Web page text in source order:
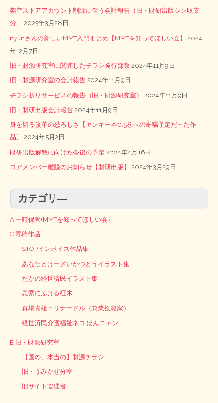
架空ストアアカウント削除に伴う会計報告（旧・財研出版シン収支
分）
2025年3月28日
nyunさんの新しいMMT入門まとめ【MMTを知ってほしい会】
2024
年12月7日
旧・財源研究室に関連したチラシ発行部数 2024年11月9日
旧・財源研究室の会計報告 2024年11月9日
チラシ折りサービスの報告（旧・財源研究室） 2024年11月9日
旧・財研出版会計報告 2024年11月9日
身を切る改革の恐ろしさ【ヤンキー本0.5巻への寄稿予定だった作
品】
2024年5月2日
財研出版解散に向けた今後の予定 2024年4月16日
コアメンバー離脱のお知らせ【財研出版】 2024年3月29日
カテゴリ―
A 一時保管(MMTを知ってほしい会）
C 寄稿作品
STOPインボイス作品集
あなたとけーざいかつどうイラスト集
たかの経世済民イラスト集
思索にふける柾木
真場貴雄＝リナードル（兼業投資家）
経世済民介護福祉ネコ ぽんニャン
E 旧・財源研究室
【国の、本当の】財源チラシ
旧・うみかぜ分室
旧サイト管理者